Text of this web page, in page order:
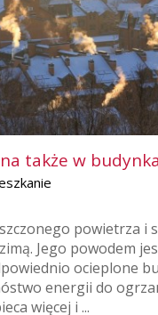
także w
powietrza i
Jego powodem
ocieplone
energii do
więcej i ...